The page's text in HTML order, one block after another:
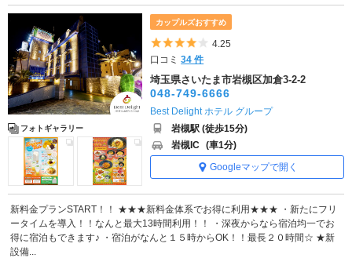
フォトギャラリー
カップルズおすすめ
5つ星のうち4
4.25
口コミ34 件
埼玉県さいたま市岩槻区加倉3-2-2
048-749-6666
Best Delight ホテル グループ
岩槻駅 (徒歩15分)
岩槻IC (車1分)
Googleマップで開く
新料金プランSTART！！ ★★★新料金体系でお得に利用★★★ ・新たにフリ
ータイムを導入！！なんと最大13時間利用！！ ・深夜からなら宿泊均一でお
得に宿泊もできます♪ ・宿泊がなんと１５時からOK！！最長２０時間☆ ★新
設備...